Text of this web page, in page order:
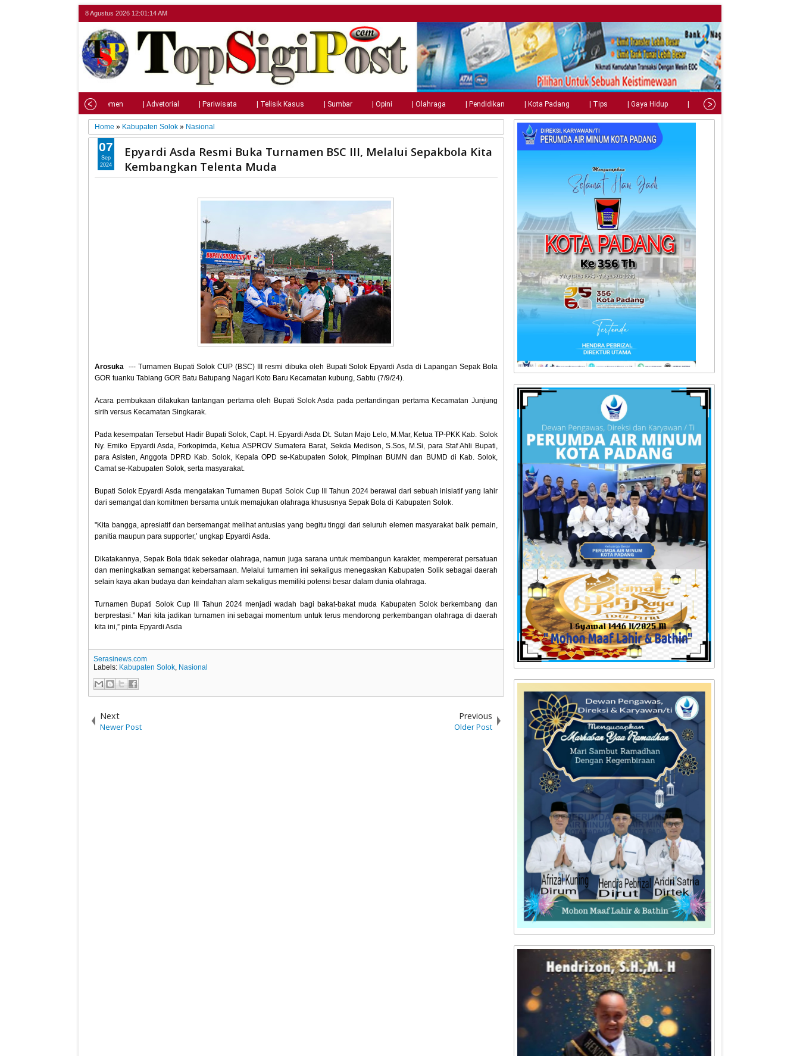
8 Agustus 2026 12:01:15 AM
| Parlemen | Advetorial | Pariwisata | Telisik Kasus | Sumbar | Opini | Olahraga | Pendidikan | Kota Padang | Tips | Gaya Hidup | Teknologi
Home » Kabupaten Solok » Nasional
Epyardi Asda Resmi Buka Turnamen BSC III, Melalui Sepakbola Kita
Kembangkan Telenta Muda
Arosuka --- Turnamen Bupati Solok CUP (BSC) III resmi dibuka oleh Bupati Solok Epyardi Asda di Lapangan Sepak Bola
GOR tuanku Tabiang GOR Batu Batupang Nagari Koto Baru Kecamatan kubung, Sabtu (7/9/24).
Acara pembukaan dilakukan tantangan pertama oleh Bupati Solok Asda pada pertandingan pertama Kecamatan Junjung
sirih versus Kecamatan Singkarak.
Pada kesempatan Tersebut Hadir Bupati Solok, Capt. H. Epyardi Asda Dt. Sutan Majo Lelo, M.Mar, Ketua TP-PKK Kab. Solok
Ny. Emiko Epyardi Asda, Forkopimda, Ketua ASPROV Sumatera Barat, Sekda Medison, S.Sos, M.Si, para Staf Ahli Bupati,
para Asisten, Anggota DPRD Kab. Solok, Kepala OPD se-Kabupaten Solok, Pimpinan BUMN dan BUMD di Kab. Solok,
Camat se-Kabupaten Solok, serta masyarakat.
Bupati Solok Epyardi Asda mengatakan Turnamen Bupati Solok Cup III Tahun 2024 berawal dari sebuah inisiatif yang lahir
dari semangat dan komitmen bersama untuk memajukan olahraga khususnya Sepak Bola di Kabupaten Solok.
"Kita bangga, apresiatif dan bersemangat melihat antusias yang begitu tinggi dari seluruh elemen masyarakat baik pemain,
panitia maupun para supporter,’ ungkap Epyardi Asda.
Dikatakannya, Sepak Bola tidak sekedar olahraga, namun juga sarana untuk membangun karakter, mempererat persatuan
dan meningkatkan semangat kebersamaan. Melalui turnamen ini sekaligus menegaskan Kabupaten Solik sebagai daerah
selain kaya akan budaya dan keindahan alam sekaligus memiliki potensi besar dalam dunia olahraga.
Turnamen Bupati Solok Cup III Tahun 2024 menjadi wadah bagi bakat-bakat muda Kabupaten Solok berkembang dan
berprestasi.” Mari kita jadikan turnamen ini sebagai momentum untuk terus mendorong perkembangan olahraga di daerah
kita ini,” pinta Epyardi Asda
07
Sep
2024
Serasinews.com
Labels: Kabupaten Solok, Nasional
Next
Newer Post
Previous
Older Post